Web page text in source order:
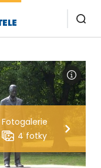
Fotogalerie
4 fotky